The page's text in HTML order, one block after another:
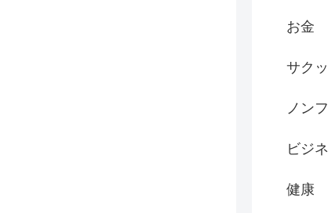
お金
サク
ノン
ビジ
健康